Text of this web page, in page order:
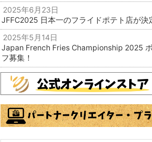
2025年6月23日
JFFC2025 日本一のフライドポテト店が決
2025年5月14日
Japan French Fries Championship 2025
フ募集！